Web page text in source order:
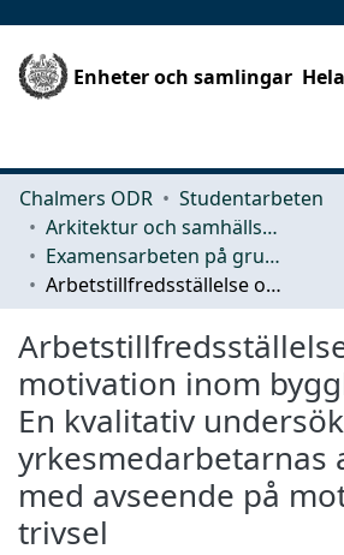
Enheter och samlingar
Chalmers ODR
Studentarbeten
Arkitektur och samhällsbyggnadsteknik (ACE)
Examensarbeten på grundnivå
Arbetstillfredsställelse och motivation inom byggbranschen: En kvalitativ undersökning av yrkesmedarbetarnas arbetsmiljö med avseende på motivation och trivsel
motivation inom
En kvalitativ
yrkesmedarbetarnas
med avseende på
trivsel